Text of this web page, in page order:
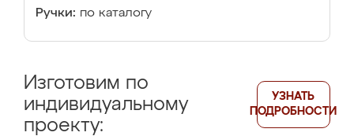
Ручки: по каталогу
Изготовим по
индивидуальному
проекту:
УЗНАТЬ
ПОДРОБНОСТИ